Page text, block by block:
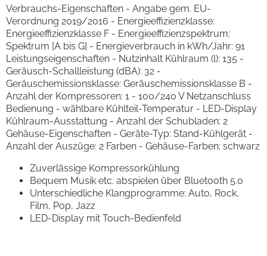
Verbrauchs-Eigenschaften - Angabe gem. EU-
Verordnung 2019/2016 - Energieeffizienzklasse:
Energieeffizienzklasse F - Energieeffizienzspektrum:
Spektrum [A bis G] - Energieverbrauch in kWh/Jahr: 91
Leistungseigenschaften - Nutzinhalt Kühlraum (l): 135 -
Geräusch-Schallleistung (dBA): 32 -
Geräuschemissionsklasse: Geräuschemissionsklasse B -
Anzahl der Kompressoren: 1 - 100/240 V Netzanschluss
Bedienung - wählbare Kühlteil-Temperatur - LED-Display
Kühlraum-Ausstattung - Anzahl der Schubladen: 2
Gehäuse-Eigenschaften - Geräte-Typ: Stand-Kühlgerät -
Anzahl der Auszüge: 2 Farben - Gehäuse-Farben: schwarz
Zuverlässige Kompressorkühlung
Bequem Musik etc. abspielen über Bluetooth 5.0
Unterschiedliche Klangprogramme: Auto, Rock,
Film, Pop, Jazz
LED-Display mit Touch-Bedienfeld